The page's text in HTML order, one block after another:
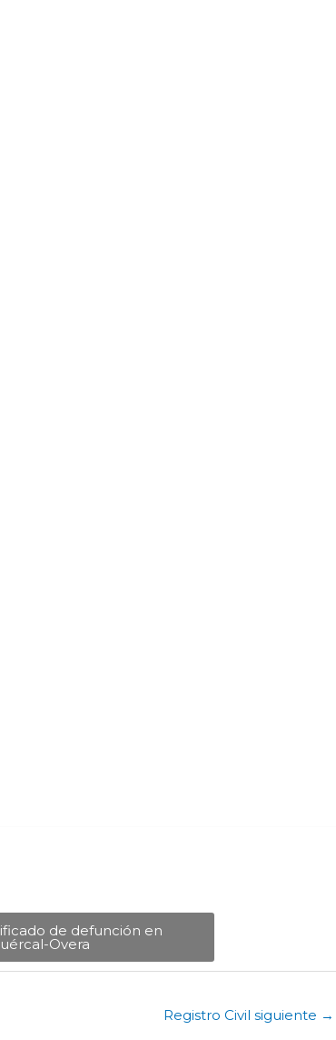
de defunción en
Overa​
Registro Civil siguiente →